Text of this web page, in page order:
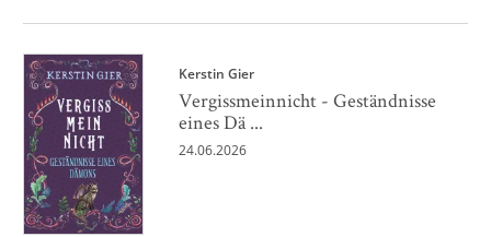
Kerstin Gier
Vergissmeinnicht - Geständnisse
eines Dä ...
24.06.2026